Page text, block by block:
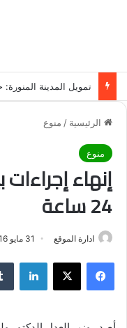
الرئيسية / منوع
منوع
إنهاء
24 ساعة
ادارة الموقع 31 مايو 2016
فيسبوك لينكدإن